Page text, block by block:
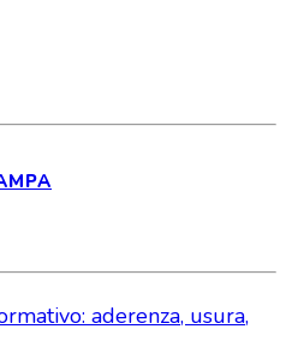
aderenza, usura,